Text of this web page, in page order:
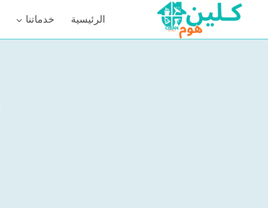
الرئيسية خدماتنا